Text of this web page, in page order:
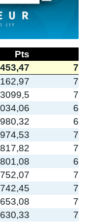
Pts
7
7
3099,5
7
6
6
7
7
6
7
7
7
7